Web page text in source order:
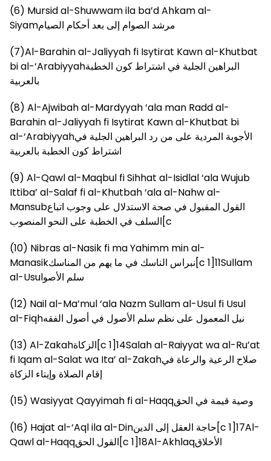
(6) Mursid al-Shuwwam ila ba’d Ahkam al-
Siyamمرشد الصوام إلى بعد أحكام الصيام
(7)Al-Barahin al-Jaliyyah fi Isytirat Kawn al-Khutbat
bi al-‘Arabiyyahالبراهين الجلية في اشتراط كون الخطبة
بالعربية
(8) Al-Ajwibah al-Mardyyah ‘ala man Radd al-
Barahin al-Jaliyyah fi Isytirat Kawn al-Khutbat bi
al-‘Arabiyyahالأجوبة المردية على من رد البراهين الجلية في
اشتراط كون الخطبة بالعربية
(9) Al-Qawl al-Maqbul fi Sihhat al-Isidlal ‘ala Wujub
Ittiba’ al-Salaf fi al-Khutbah ‘ala al-Nahw al-
Mansubالقول المقبول في صحة الاستدلال على وجوب اتباع
السلف في الخطبة على النحو المنصوب[c
(10) Nibras al-Nasik fi ma Yahimm min al-
Manasikنبراس الناسك في ما يهم من المناسك[c 1]11Sullam
al-Usulسلم الأصو
(12) Nail al-Ma’mul ‘ala Nazm Sullam al-Usul fi Usul
al-Fiqhنيل المعمول على نظم سلم الأصول في أصول الفقه
(13) Al-Zakahالزكاة[c 1]14Salah al-Raiyyat wa al-Ru’at
fi Iqam al-Salat wa Ita’ al-Zakahصلاح الرعية والرعاة في
إقام الصلاة وإيتاء الزكاة
(15) Wasiyyat Qayyimah fi al-Haqqوصية قيمة في الحق
(16) Hajat al-‘Aql ila al-Dinحاجة العقل إلى الدين[c 1]17Al-
Qawl al-Haqqالقول الحق[c 1]18Al-Akhlaqالأخلاق